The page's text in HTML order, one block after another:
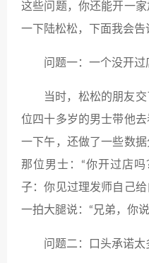
这些问题，你还能开一
一下陆松松，下面我会告
问题一：一个没开过
当时，松松的朋友
位四十多岁的男士带他
一下午，还做了一些数
那位男士：“你开过店
子：你见过理发师自己给
一拍大腿说：“兄弟，你
问题二：口头承诺